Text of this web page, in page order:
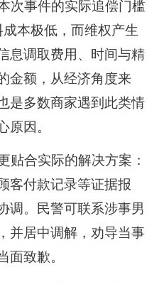
次事件的实际追偿门槛
本极低，而维权产生
息调取费用、时间与精
金额，从经济角度来
是多数商家遇到此类情
原因。
贴合实际的解决方案：
客付款记录等证据报
调。民警可联系涉事男
并居中调解，劝导当事
面致歉。